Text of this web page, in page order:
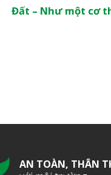
Đất – Như một cơ
AN TOÀN, THÂN